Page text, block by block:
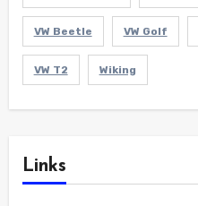
VW Beetle VW Golf
VW T2 Wiking
Links